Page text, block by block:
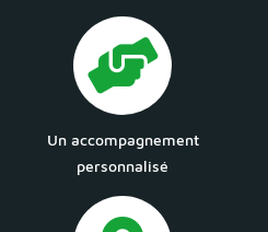
Un accompagnement
personnalisé